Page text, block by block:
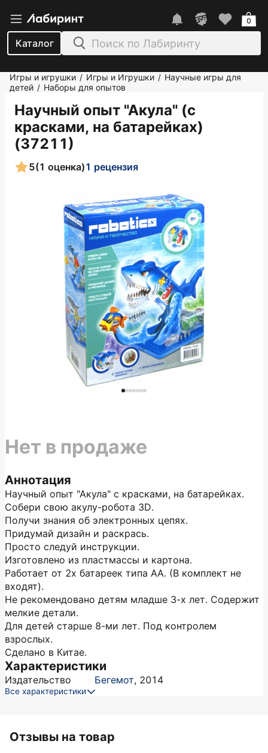
Каталог
0
Игры и игрушки / Игры и Игрушки / Научные игры для
детей / Наборы для опытов
Научный опыт "Акула" (с
красками, на батарейках)
(37211)
5(1 оценка)1 рецензия
Аннотация
Научный опыт "Акула" с красками, на батарейках.
Собери свою акулу-робота 3D.
Получи знания об электронных цепях.
Придумай дизайн и раскрась.
Просто следуй инструкции.
Изготовлено из пластмассы и картона.
Работает от 2х батареек типа АА. (В комплект не
входят).
Не рекомендовано детям младше 3-х лет. Содержит
мелкие детали.
Для детей старше 8-ми лет. Под контролем
взрослых.
Сделано в Китае.
Характеристики
Издательство Бегемот, 2014
Все характеристики
Нет в продаже
Отзывы на товар